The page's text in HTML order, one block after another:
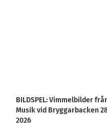
BILDSPEL: Vimmelbilder
Musik vid Bryggarbacken
2026